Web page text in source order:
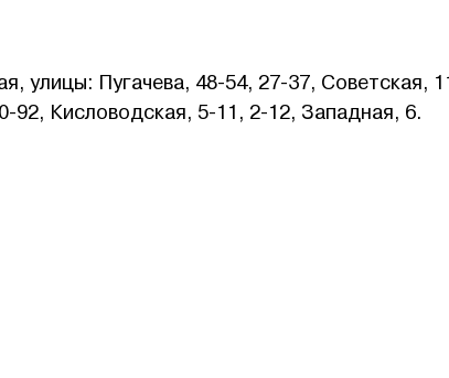
улицы: Пугачева, 48-54, 27-37, Советская,
92, Кисловодская, 5-11, 2-12, Западная, 6.